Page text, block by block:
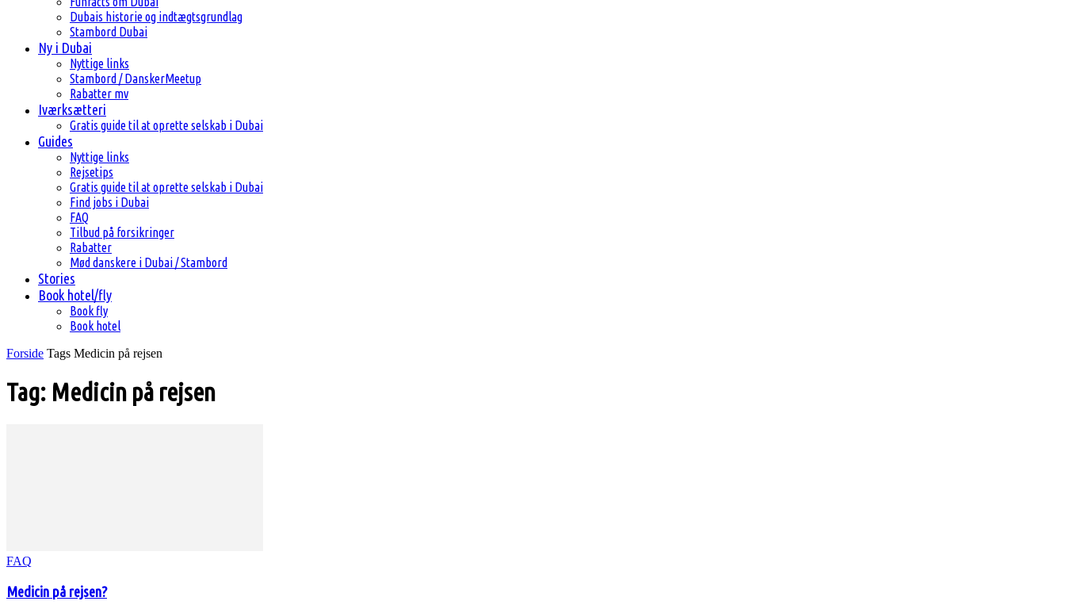
Dubais historie og indtægtsgrundlag
Stambord Dubai
Ny i Dubai
Nyttige links
Stambord / DanskerMeetup
Rabatter mv
Iværksætteri
Gratis guide til at oprette selskab i Dubai
Guides
Nyttige links
Rejsetips
Gratis guide til at oprette selskab i Dubai
Find jobs i Dubai
FAQ
Tilbud på forsikringer
Rabatter
Mød danskere i Dubai / Stambord
Stories
Book hotel/fly
Book fly
Book hotel
Forside Tags Medicin på rejsen
Tag: Medicin på rejsen
FAQ
Medicin på rejsen?